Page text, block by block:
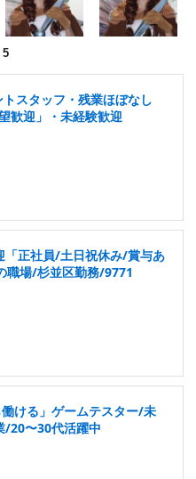
5
スタッフ・残業ほぼなし
歓迎」・未経験歓迎
「正社員/土日祝休み/賞与あ
職場/杉並区勤務/9771
ける」ゲームテスター/未
/20〜30代活躍中